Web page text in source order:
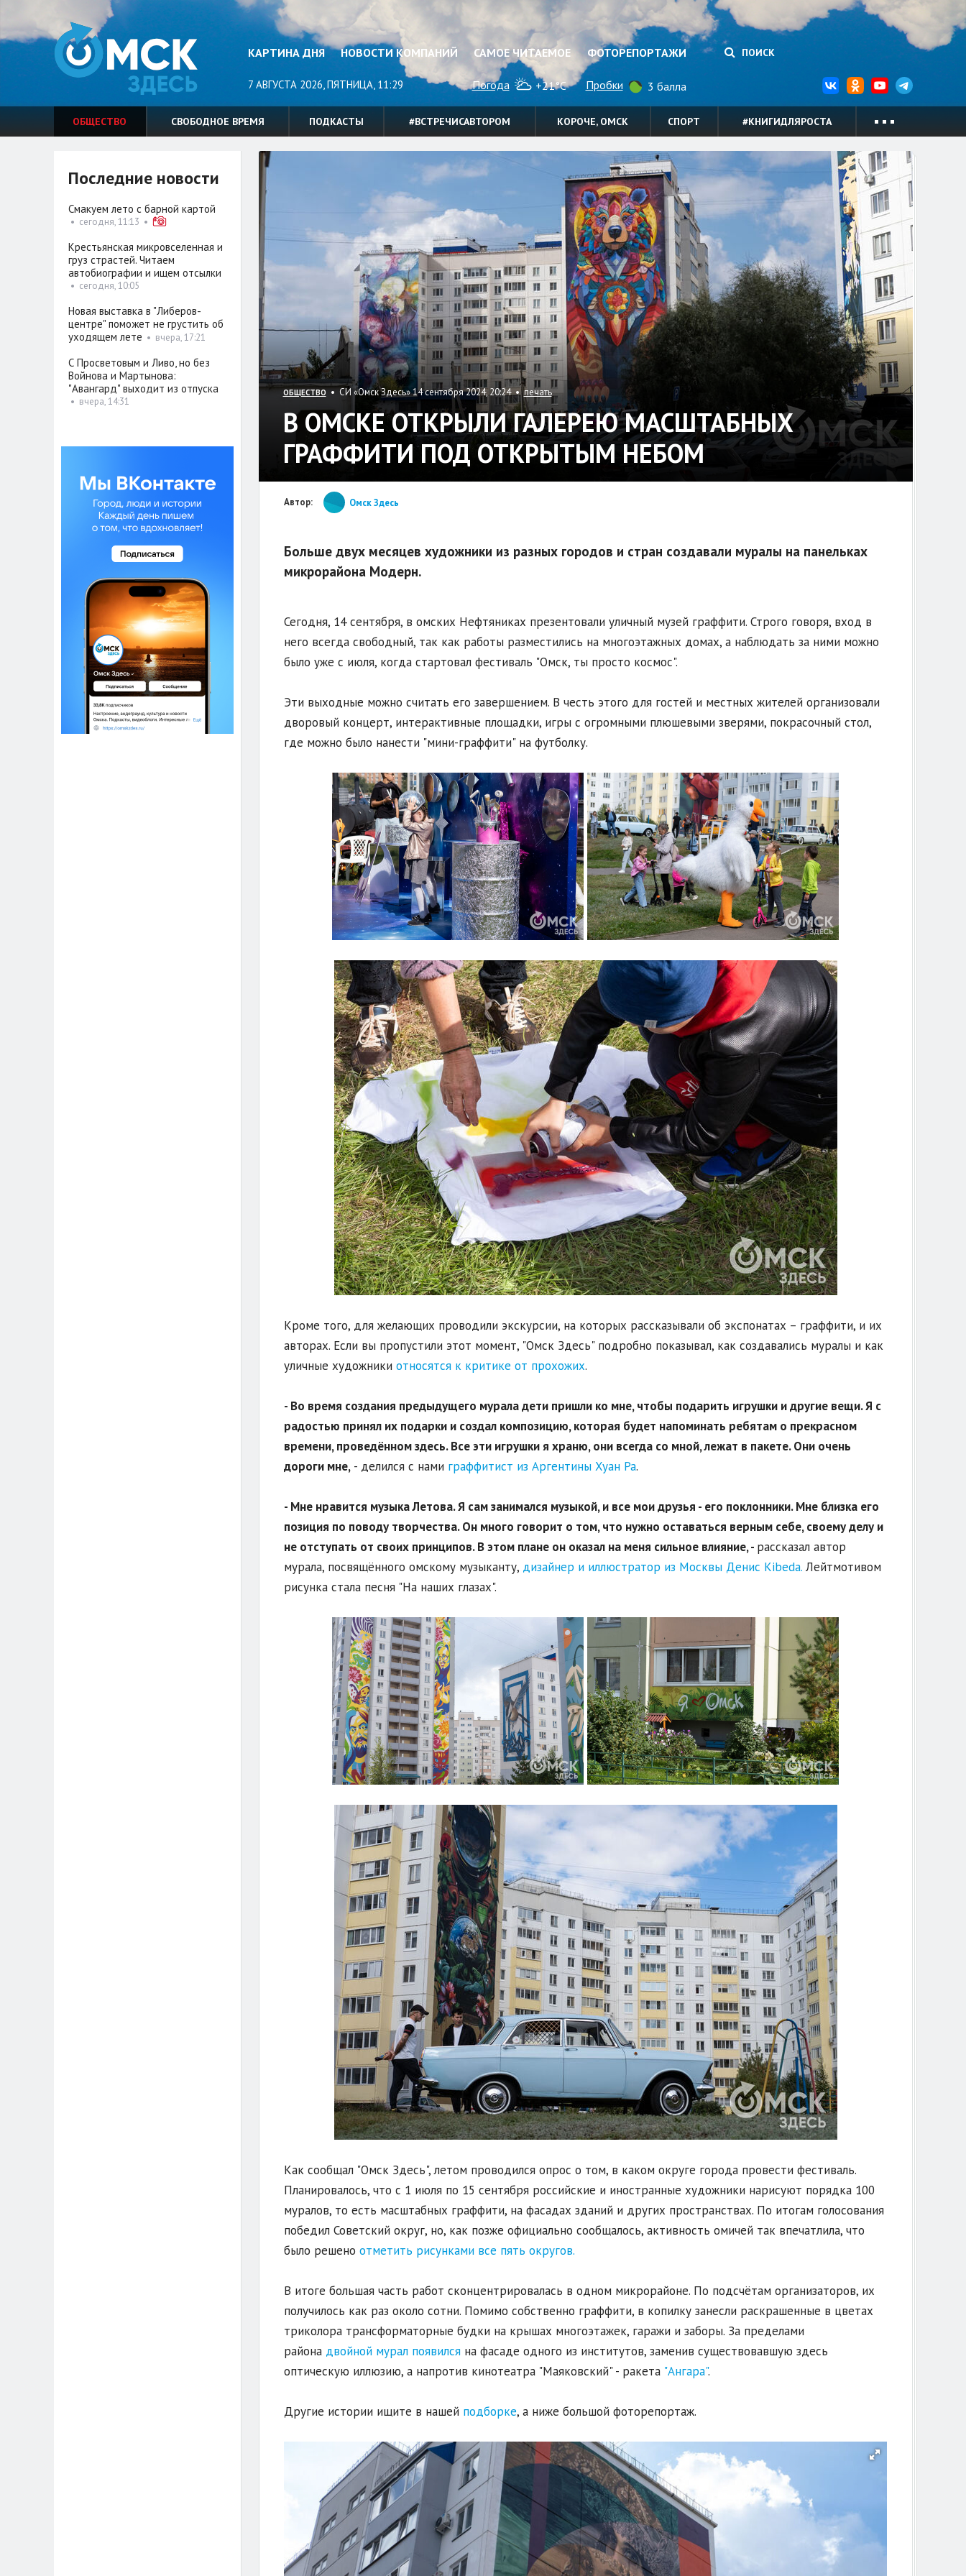
КАРТИНА ДНЯ НОВОСТИ КОМПАНИЙ САМОЕ ЧИТАЕМОЕ ФОТОРЕПОРТАЖИ ПОИСК
7 АВГУСТА 2026, ПЯТНИЦА, 11:29 Погода +21°C Пробки 3 балла
ОБЩЕСТВО СВОБОДНОЕ ВРЕМЯ ПОДКАСТЫ #ВСТРЕЧИСАВТОРОМ КОРОЧЕ, ОМСК СПОРТ #КНИГИДЛЯРОСТА
ОБЩЕСТВО• СИ «Омск Здесь» 14 сентября 2024, 20:24 •печать
В ОМСКЕ ОТКРЫЛИ ГАЛЕРЕЮ МАСШТАБНЫХ
ГРАФФИТИ ПОД ОТКРЫТЫМ НЕБОМ
Автор: Омск Здесь
Больше двух месяцев художники из разных городов и стран создавали муралы на панельках
микрорайона Модерн.
Сегодня, 14 сентября, в омских Нефтяниках презентовали уличный музей граффити. Строго говоря, вход в
него всегда свободный, так как работы разместились на многоэтажных домах, а наблюдать за ними можно
было уже с июля, когда стартовал фестиваль "Омск, ты просто космос".
Эти выходные можно считать его завершением. В честь этого для гостей и местных жителей организовали
дворовый концерт, интерактивные площадки, игры с огромными плюшевыми зверями, покрасочный стол,
где можно было нанести "мини-граффити" на футболку.
Кроме того, для желающих проводили экскурсии, на которых рассказывали об экспонатах – граффити, и их
авторах. Если вы пропустили этот момент, "Омск Здесь" подробно показывал, как создавались муралы и как
уличные художники относятся к критике от прохожих.
- Во время создания предыдущего мурала дети пришли ко мне, чтобы подарить игрушки и другие вещи. Я с
радостью принял их подарки и создал композицию, которая будет напоминать ребятам о прекрасном
времени, проведённом здесь. Все эти игрушки я храню, они всегда со мной, лежат в пакете. Они очень
дороги мне,- делился с нами граффитист из Аргентины Хуан Ра.
- Мне нравится музыка Летова. Я сам занимался музыкой, и все мои друзья - его поклонники. Мне близка его
позиция по поводу творчества. Он много говорит о том, что нужно оставаться верным себе, своему делу и
не отступать от своих принципов. В этом плане он оказал на меня сильное влияние, - рассказал автор
мурала, посвящённого омскому музыканту, дизайнер и иллюстратор из Москвы Денис Kibeda.Лейтмотивом
рисунка стала песня "На наших глазах".
Как сообщал "Омск Здесь", летом проводился опрос о том, в каком округе города провести фестиваль.
Планировалось, что с 1 июля по 15 сентября российские и иностранные художники нарисуют порядка 100
муралов, то есть масштабных граффити, на фасадах зданий и других пространствах. По итогам голосования
победил Советский округ, но, как позже официально сообщалось, активность омичей так впечатлила, что
было решено отметить рисунками все пять округов.
В итоге большая часть работ сконцентрировалась в одном микрорайоне. По подсчётам организаторов, их
получилось как раз около сотни. Помимо собственно граффити, в копилку занесли раскрашенные в цветах
триколора трансформаторные будки на крышах многоэтажек, гаражи и заборы. За пределами
района двойной мурал появилсяна фасаде одного из институтов, заменив существовавшую здесь
оптическую иллюзию, а напротив кинотеатра "Маяковский" - ракета "Ангара".
Другие истории ищите в нашей подборке, а ниже большой фоторепортаж.
Последние новости
Смакуем лето с барной картой
• сегодня, 11:13 •
Крестьянская микровселенная и
груз страстей. Читаем
автобиографии и ищем отсылки
• сегодня, 10:05
Новая выставка в "Либеров-
центре" поможет не грустить об
уходящем лете • вчера, 17:21
С Просветовым и Ливо, но без
Войнова и Мартынова:
"Авангард" выходит из отпуска
• вчера, 14:31